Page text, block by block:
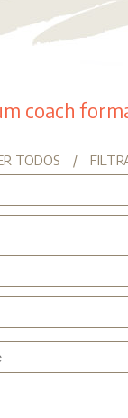
coach
TODOS /